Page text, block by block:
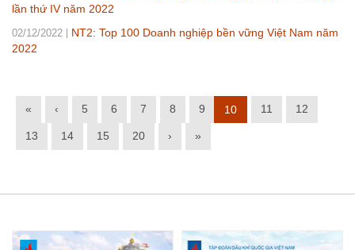
lần thứ IV năm 2022
02/12/2022
NT2: Top 100 Doanh nghiệp bền vững Việt Nam năm
2022
« ‹ 5 6 7 8 9 10 11 12
13 14 15 20 › »